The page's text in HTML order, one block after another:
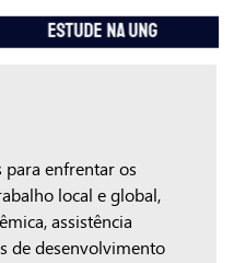
ESTUDE NA UNG
para enfrentar os
local e global,
assistência
de desenvolvimento